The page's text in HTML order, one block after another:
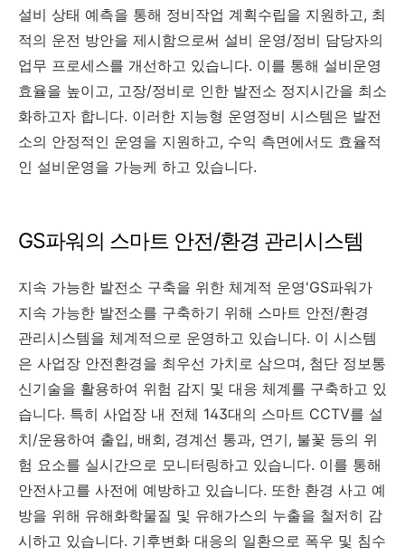
설비 상태 예측을 통해 정비작업 계획수립을 지원하고, 최
적의 운전 방안을 제시함으로써 설비 운영/정비 담당자의
업무 프로세스를 개선하고 있습니다. 이를 통해 설비운영
효율을 높이고, 고장/정비로 인한 발전소 정지시간을 최소
화하고자 합니다. 이러한 지능형 운영정비 시스템은 발전
소의 안정적인 운영을 지원하고, 수익 측면에서도 효율적
인 설비운영을 가능케 하고 있습니다.
GS파워의 스마트 안전/환경 관리시스템
지속 가능한 발전소 구축을 위한 체계적 운영'GS파워가
지속 가능한 발전소를 구축하기 위해 스마트 안전/환경
관리시스템을 체계적으로 운영하고 있습니다. 이 시스템
은 사업장 안전환경을 최우선 가치로 삼으며, 첨단 정보통
신기술을 활용하여 위험 감지 및 대응 체계를 구축하고 있
습니다. 특히 사업장 내 전체 143대의 스마트 CCTV를 설
치/운용하여 출입, 배회, 경계선 통과, 연기, 불꽃 등의 위
험 요소를 실시간으로 모니터링하고 있습니다. 이를 통해
안전사고를 사전에 예방하고 있습니다. 또한 환경 사고 예
방을 위해 유해화학물질 및 유해가스의 누출을 철저히 감
시하고 있습니다. 기후변화 대응의 일환으로 폭우 및 침수